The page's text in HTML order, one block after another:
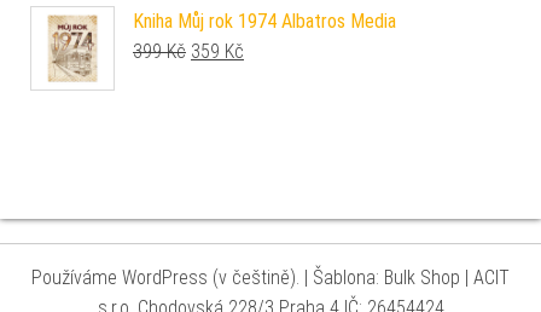
Kniha Můj rok 1974 Albatros Media
399Kč Původní cena byla: 399 Kč.
359 Kč
Používáme WordPress (v češtině). Šablona: Bulk Shop
| ACIT